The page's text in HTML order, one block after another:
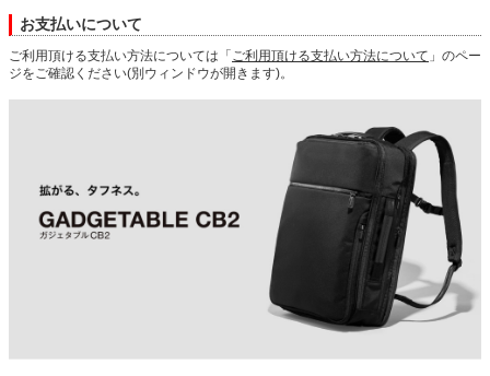
お支払いについて
ご利用頂ける支払い方法については「 ご利用頂ける支払い方法について 」のペー
ジをご確認ください(別ウィンドウが開きます)。